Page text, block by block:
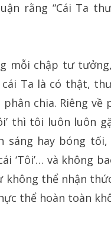
rằng “Cái Ta
mỗi chập tư
Ta là có thật,
chia. Riêng về
thì tôi luôn luôn
sáng hay bóng
‘Tôi’… và không
thể nhận
thể hoàn toàn